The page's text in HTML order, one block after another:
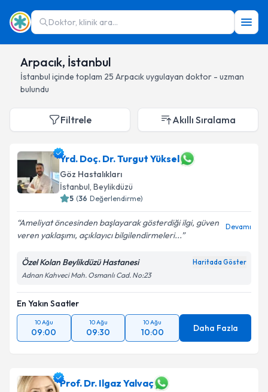
Doktor, klinik ara...
Arpacık, İstanbul
İstanbul içinde toplam 25 Arpacıkuygulayan doktor - uzman
bulundu
Filtrele Akıllı Sıralama
Yrd. Doç. Dr. Turgut Yüksel
Göz Hastalıkları
İstanbul, Beylikdüzü
5 (36 Değerlendirme)
Ameliyat öncesinden başlayarak gösterdiği ilgi, güven
veren yaklaşımı, açıklayıcı bilgilendirmeleri...
Devamı
Özel Kolan Beylikdüzü Hastanesi Haritada Göster
Adnan Kahveci Mah. Osmanlı Cad. No:23
En Yakın Saatler
10 Ağu
09:00
10 Ağu
09:30
10 Ağu
10:00 Daha Fazla
Prof. Dr. Ilgaz Yalvaç